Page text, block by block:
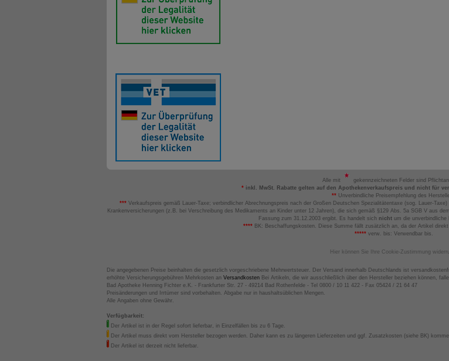
Alle mit
gekennzeichneten Felder sind
* inkl. MwSt. Rabatte gelten auf den Apothekenverkaufspreis und nicht für
**Unverbindliche Preisempfehlung des
*** Verkaufspreis gemäß Lauer-Taxe; verbindlicher Abrechnungspreis nach der Großen Deutschen Spezialitätentaxe (sog. Lauer-
Krankenversicherungen (z.B. bei Verschreibung des Medikaments an Kinder unter 12 Jahren), die sich gemäß §129 Abs. 5a SGB V aus
Fassung zum 31.12.2003 ergibt. Es handelt sich nicht um die unverbindliche
**** BK: Beschaffungskosten. Diese Summe fällt zusätzlich an, da der Artikel
***** verw. bis: Verwendbar bis.
Hier können Sie Ihre Cookie-Zustimmung
Die angegebenen Preise beinhalten die gesetzlich vorgeschriebene Mehrwertsteuer. Der Versand innerhalb Deutschlands ist
erhöhte Versicherungsgebühren Mehrkosten an Versandkosten Bei Artikeln, die wir ausschließlich über den Hersteller beziehen können,
Bad Apotheke Henning Fichter e.K. - Frankfurter Str. 27 - 49214 Bad Rothenfelde - Tel 0800 / 10 11 422 - Fax 05424 / 21 64 47
Preisänderungen und Irrtümer sind vorbehalten. Abgabe nur in haushaltsüblichen Mengen.
Alle Angaben ohne Gewähr.
Verfügbarkeit:
Der Artikel ist in der Regel sofort lieferbar, in Einzelfällen bis zu 6 Tage.
Der Artikel muss direkt vom Hersteller bezogen werden. Daher kann es zu längeren Lieferzeiten und ggf. Zusatzkosten (siehe BK)
Der Artikel ist derzeit nicht lieferbar.